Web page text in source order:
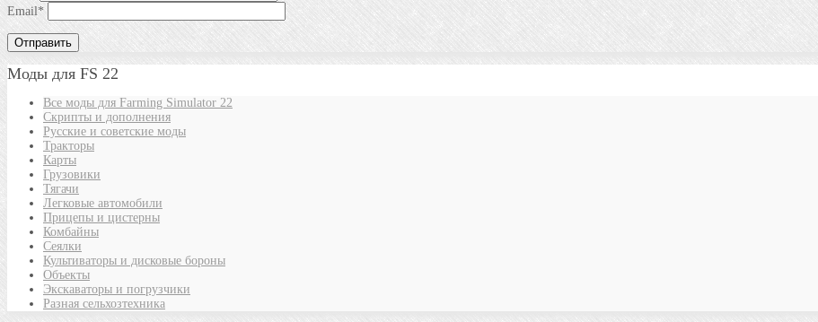
Email*
Моды для FS 22
Все моды для Farming Simulator 22
Скрипты и дополнения
Русские и советские моды
Тракторы
Карты
Грузовики
Тягачи
Легковые автомобили
Прицепы и цистерны
Комбайны
Сеялки
Культиваторы и дисковые бороны
Объекты
Экскаваторы и погрузчики
Разная сельхозтехника